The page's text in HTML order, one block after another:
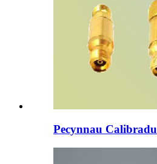
Pecynnau Calibradu